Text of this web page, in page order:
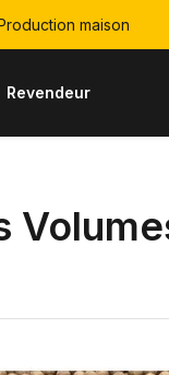
maison
Revendeur